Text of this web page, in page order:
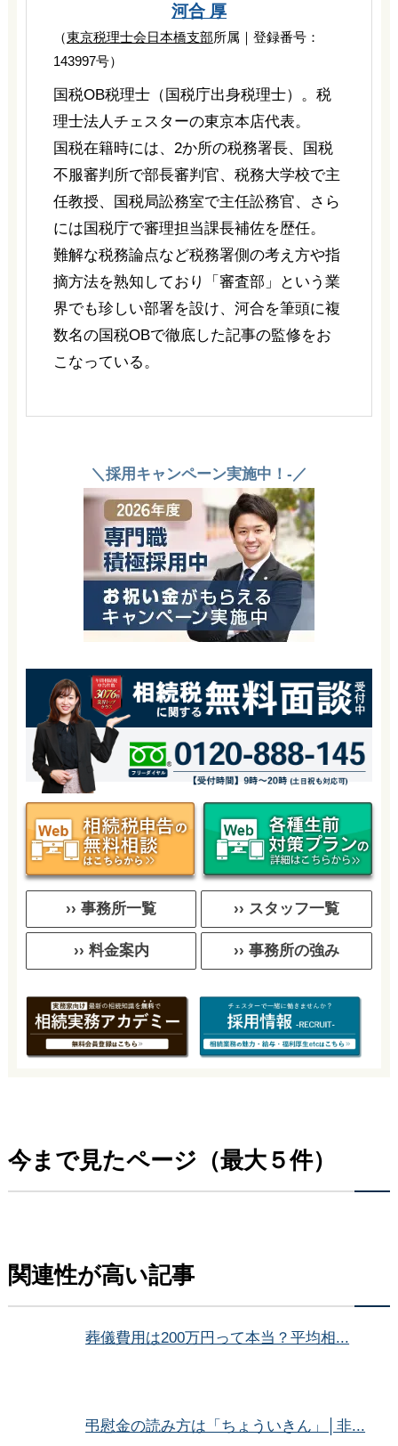
河合 厚
（東京税理士会日本橋支部所属｜登録番号：
143997号）
国税OB税理士（国税庁出身税理士）。税
理士法人チェスターの東京本店代表。
国税在籍時には、2か所の税務署長、国税
不服審判所で部長審判官、税務大学校で主
任教授、国税局訟務室で主任訟務官、さら
には国税庁で審理担当課長補佐を歴任。
難解な税務論点など税務署側の考え方や指
摘方法を熟知しており「審査部」という業
界でも珍しい部署を設け、河合を筆頭に複
数名の国税OBで徹底した記事の監修をお
こなっている。
＼採用キャンペーン実施中！-／
›› 事務所一覧 ›› スタッフ一覧
›› 料金案内 ›› 事務所の強み
今まで見たページ（最大５件）
関連性が高い記事
葬儀費用は200万円って本当？平均相...
弔慰金の読み方は「ちょういきん」│非...